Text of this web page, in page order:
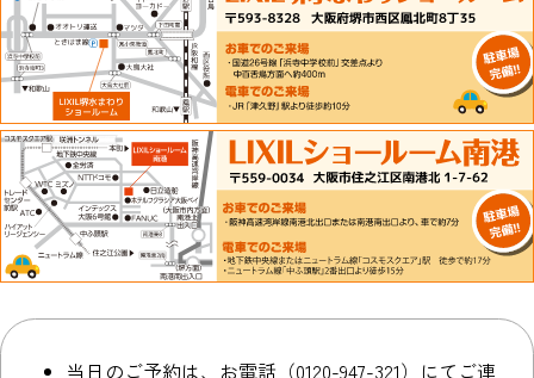
当日のご予約は、お電話（0120-947-321）にてご連